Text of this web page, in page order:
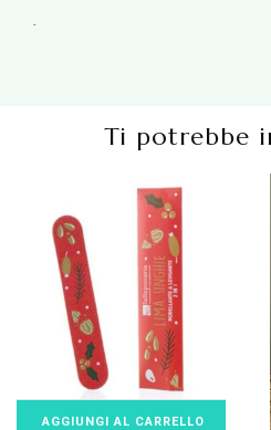
.
Ti potrebbe
AGGIUNGI AL CARRELLO